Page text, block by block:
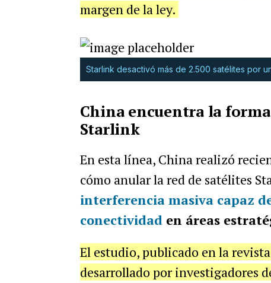
margen de la ley.
Starlink desactivó más de 2.500 satélites por
China encuentra la
Starlink
En esta línea, China realizó
cómo anular la red de satélites
interferencia masiva capaz
conectividaden áreas
El estudio, publicado en la revista
desarrollado por investigadores